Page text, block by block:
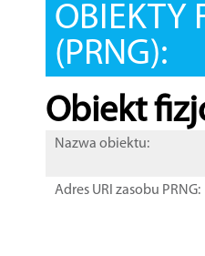
OBIEKTY
(PRNG):
Obiekt
Nazwa obiektu:
Adres URI zasobu PRNG: